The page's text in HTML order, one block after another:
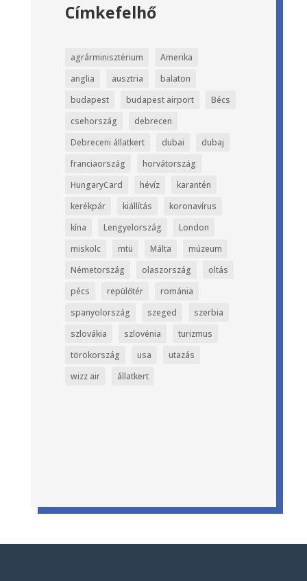
Címkefelhő
agrárminisztérium
Amerika
anglia
ausztria
balaton
budapest
budapest airport
Bécs
csehország
debrecen
Debreceni állatkert
dubai
dubaj
franciaország
horvátország
HungaryCard
hévíz
karantén
kerékpár
kiállítás
koronavírus
kína
Lengyelország
London
miskolc
mtü Málta
múzeum
Németország
olaszország
oltás
pécs
repülőtér
románia
spanyolország
szeged
szerbia
szlovákia
szlovénia
turizmus
törökország
usa
utazás
wizz air
állatkert